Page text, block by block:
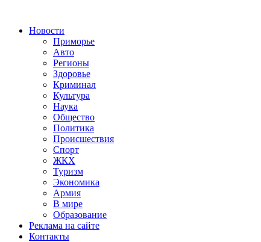
Новости
Приморье
Авто
Регионы
Здоровье
Криминал
Культура
Наука
Общество
Политика
Происшествия
Спорт
ЖКХ
Туризм
Экономика
Армия
В мире
Образование
Реклама на сайте
Контакты